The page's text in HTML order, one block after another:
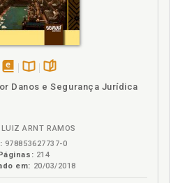
Danos e Segurança Jurídica
ARNT RAMOS
978853627737-0
Páginas: 214
em: 20/03/2018